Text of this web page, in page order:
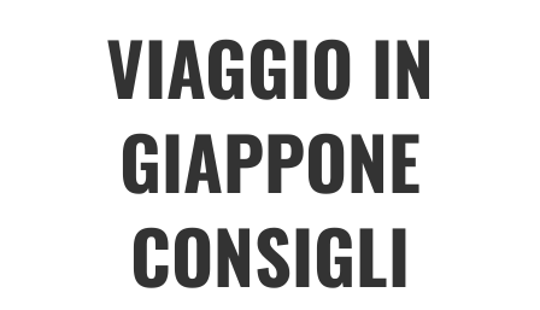
VIAGGIO IN
GIAPPONE
CONSIGLI